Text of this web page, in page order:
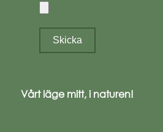
Vårt läge mitt, i naturen!